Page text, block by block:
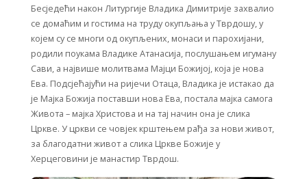
Бесједећи након Литургије Владика Димитрије захвалио
се домаћим и гостима на труду окупљања у Тврдошу, у
којем су се многи од окупљених, монаси и парохијани,
родили поукама Владике Атанасија, послушањем игуману
Сави, а највише молитвама Мајци Божијој, која је нова
Ева. Подсјећајући на ријечи Отаца, Владика је истакао да
је Мајка Божија поставши нова Ева, постала мајка самога
Живота – мајка Христова и на тај начин она је слика
Цркве. У цркви се човјек крштењем рађа за нови живот,
за благодатни живот а слика Цркве Божије у
Херцеговини је манастир Тврдош.